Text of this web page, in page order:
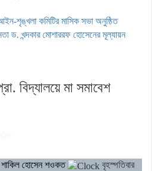
শৃঙ্খলা কমিটির মাসিক সভা অনুষ্ঠিত
ড. খন্দকার মোশাররফ হোসেনের মূল্যায়ন
বিদ্যালয়ে মা সমাবেশ
শাকিল হোসেন শওকত
বৃহস্পতিবার